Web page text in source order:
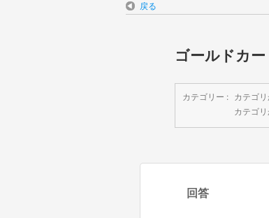
戻る
ゴールドカ
カテゴリー : カテゴ
カテゴ
回答